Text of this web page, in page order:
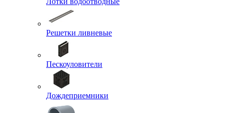
Решетки ливневые
Пескоуловители
Дождеприемники